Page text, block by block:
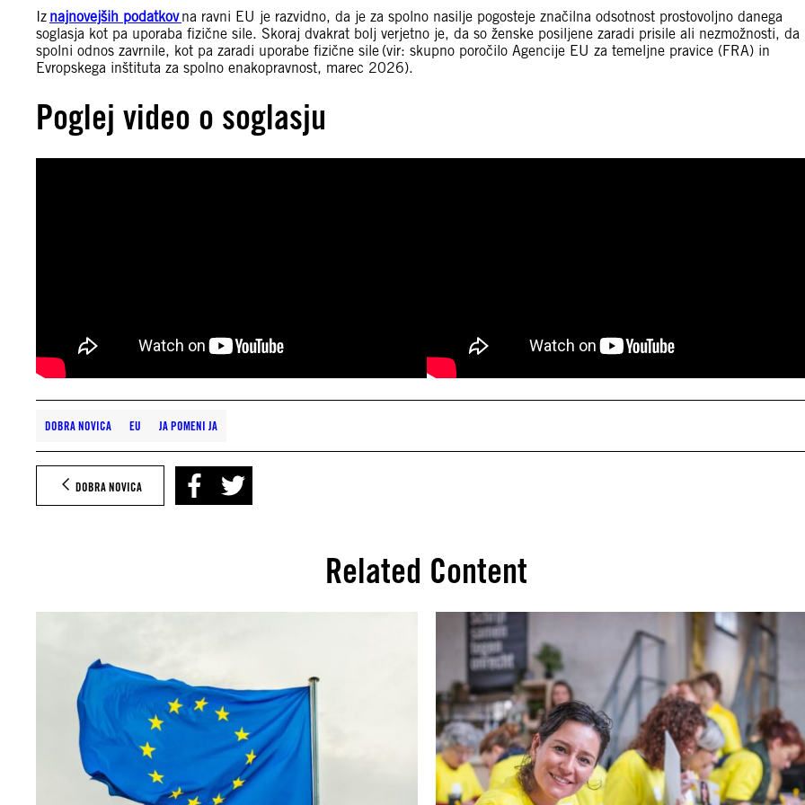
Iz najnovejših podatkovna ravni EU je razvidno, da je za spolno nasilje pogosteje značilna odsotnost prostovoljno danega
soglasja kot pa uporaba fizične sile. Skoraj dvakrat bolj verjetno je, da so ženske posiljene zaradi prisile ali nezmožnosti, da
spolni odnos zavrnile, kot pa zaradi uporabe fizične sile (vir: skupno poročilo Agencije EU za temeljne pravice (FRA) in
Evropskega inštituta za spolno enakopravnost, marec 2026).
Poglej video o soglasju
DOBRA NOVICA EU JA POMENI JA
DOBRA NOVICA
Related Content